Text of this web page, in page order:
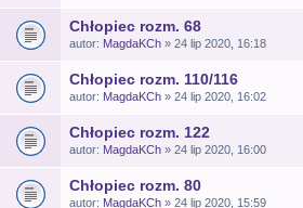
Chłopiec rozm. 68
autor: MagdaKCh » 24 lip 2020, 16:18
Chłopiec rozm. 110/116
autor: MagdaKCh » 24 lip 2020, 16:02
Chłopiec rozm. 122
autor: MagdaKCh » 24 lip 2020, 16:00
Chłopiec rozm. 80
autor: MagdaKCh » 24 lip 2020, 15:59